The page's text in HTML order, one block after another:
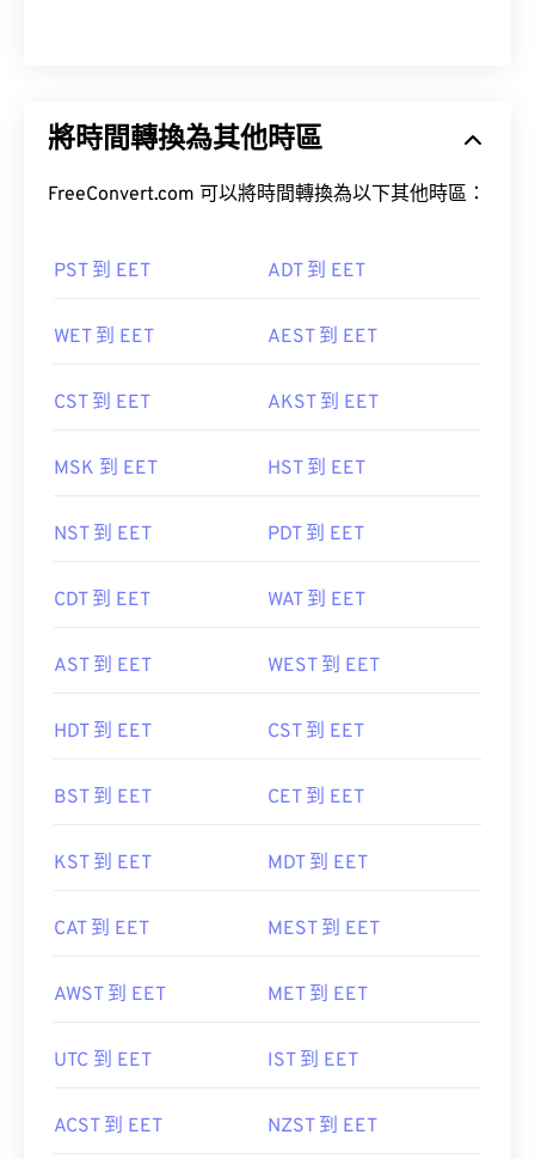
將時間轉換為其他時區
FreeConvert.com 可以將時間轉換為以下其他時區：
PST 到 EET ADT 到 EET
WET 到 EET AEST 到 EET
CST 到 EET AKST 到 EET
MSK 到 EET HST 到 EET
NST 到 EET PDT 到 EET
CDT 到 EET WAT 到 EET
AST 到 EET WEST 到 EET
HDT 到 EET CST 到 EET
BST 到 EET CET 到 EET
KST 到 EET MDT 到 EET
CAT 到 EET MEST 到 EET
AWST 到 EET MET 到 EET
UTC 到 EET IST 到 EET
ACST 到 EET NZST 到 EET